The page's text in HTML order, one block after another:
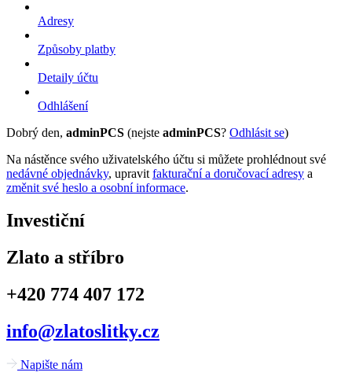
Adresy
Způsoby platby
Detaily účtu
Odhlášení
Dobrý den, adminPCS (nejste adminPCS? Odhlásit se)
Na nástěnce svého uživatelského účtu si můžete prohlédnout své
nedávné objednávky, upravit fakturační a doručovací adresy a
změnit své heslo a osobní informace.
Investiční
Zlato a stříbro
+420 774 407 172
info@zlatoslitky.cz
Napište nám